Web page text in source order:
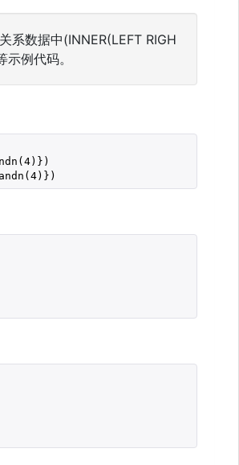
系数据中(INNER(LEFT RIGH
例代码。